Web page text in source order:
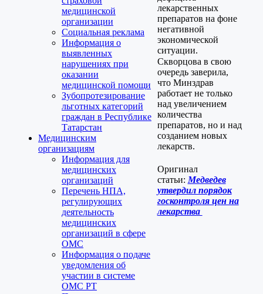
медицинской
организации
Социальная реклама
Информация о
выявленных
нарушениях при
оказании
медицинской помощи
Зубопротезирование
льготных категорий
граждан в Республике
Татарстан
Медицинским
организациям
Информация для
медицинских
организаций
Перечень НПА,
регулирующих
деятельность
медицинских
организаций в сфере
ОМС
Информация о подаче
уведомления об
участии в системе
ОМС РТ
лекарственных
препаратов на фоне
негативной
экономической
ситуации.
Скворцова в свою
очередь заверила,
что Минздрав
работает не только
над увеличением
количества
препаратов, но и над
созданием новых
лекарств.
Оригинал
статьи: Медведев
утвердил порядок
госконтроля цен на
лекарства